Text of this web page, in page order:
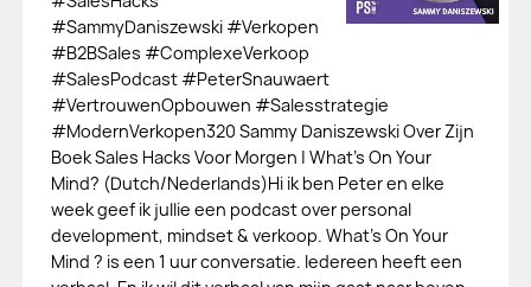
#SammyDaniszewski #Verkopen
#B2BSales #ComplexeVerkoop
#SalesPodcast #PeterSnauwaert
#VertrouwenOpbouwen #Salesstrategie
#ModernVerkopen320 Sammy Daniszewski Over Zijn
Boek Sales Hacks Voor Morgen | What's On Your
Mind? (Dutch/Nederlands)Hi ik ben Peter en elke
week geef ik jullie een podcast over personal
development, mindset & verkoop. What's On Your
Mind ? is een 1 uur conversatie. Iedereen heeft een